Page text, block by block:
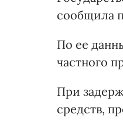
сообщила
По ее
частного
При
средств,